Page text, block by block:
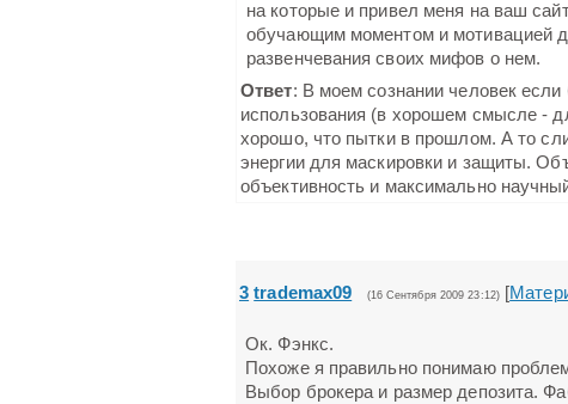
на которые и привел меня на ваш
обучающим моментом и мотивацией
развенчевания своих мифов о нем.
Ответ: В моем сознании человек
использования (в хорошем смысле -
хорошо, что пытки в прошлом. А то
энергии для маскировки и защиты.
объективность и максимально
3 trademax09 (16 Сентября 2009 23:12)[
Ок. Фэнкс.
Похоже я правильно понимаю
Выбор брокера и размер депозита.